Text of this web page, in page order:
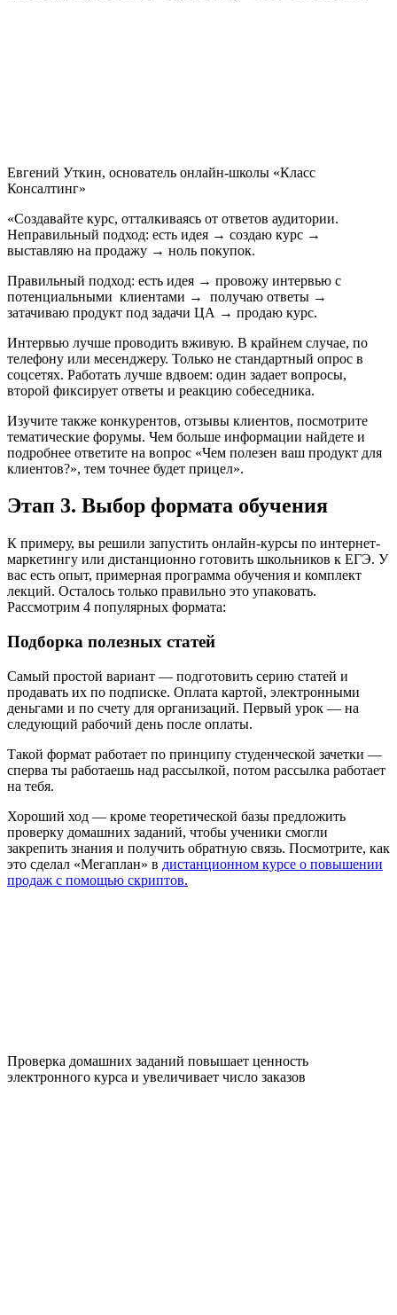
Евгений Уткин, основатель онлайн-школы «Класс
Консалтинг»
«Создавайте курс, отталкиваясь от ответов аудитории.
Неправильный подход: есть идея → создаю курс →
выставляю на продажу → ноль покупок.
Правильный подход: есть идея → провожу интервью с
потенциальными клиентами → получаю ответы →
затачиваю продукт под задачи ЦА → продаю курс.
Интервью лучше проводить вживую. В крайнем случае, по
телефону или месенджеру. Только не стандартный опрос в
соцсетях. Работать лучше вдвоем: один задает вопросы,
второй фиксирует ответы и реакцию собеседника.
Изучите также конкурентов, отзывы клиентов, посмотрите
тематические форумы. Чем больше информации найдете и
подробнее ответите на вопрос «Чем полезен ваш продукт для
клиентов?», тем точнее будет прицел».
Этап 3. Выбор формата обучения
К примеру, вы решили запустить онлайн-курсы по интернет-
маркетингу или дистанционно готовить школьников к ЕГЭ. У
вас есть опыт, примерная программа обучения и комплект
лекций. Осталось только правильно это упаковать.
Рассмотрим 4 популярных формата:
Подборка полезных статей
Самый простой вариант — подготовить серию статей и
продавать их по подписке. Оплата картой, электронными
деньгами и по счету для организаций. Первый урок — на
следующий рабочий день после оплаты.
Такой формат работает по принципу студенческой зачетки —
сперва ты работаешь над рассылкой, потом рассылка работает
на тебя.
Хороший ход — кроме теоретической базы предложить
проверку домашних заданий, чтобы ученики смогли
закрепить знания и получить обратную связь. Посмотрите, как
это сделал «Мегаплан» в дистанционном курсе о повышении
продаж с помощью скриптов.
Проверка домашних заданий повышает ценность
электронного курса и увеличивает число заказов